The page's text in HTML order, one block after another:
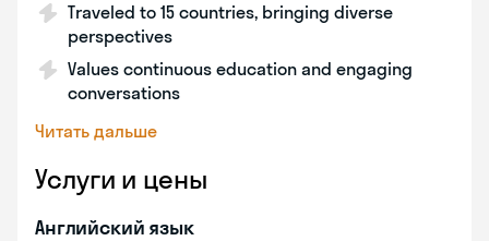
Traveled to 15 countries, bringing diverse
perspectives
Values continuous education and engaging
conversations
Читать дальше
Услуги и цены
Английский язык